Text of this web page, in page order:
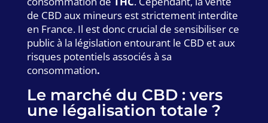
de CBD aux mineurs est strictement interdite
en France. Il est donc crucial de sensibiliser ce
public à la législation entourant le CBD et aux
risques potentiels associés à sa
consommation.
Le marché du CBD : vers
une légalisation totale ?